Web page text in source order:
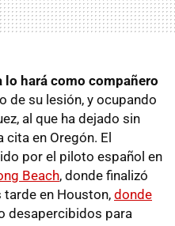
lo hará como compañero
de su lesión, y ocupando
al que ha dejado sin
en Oregón. El
por el piloto español en
Beach, donde finalizó
tarde en Houston, donde
desapercibidos para